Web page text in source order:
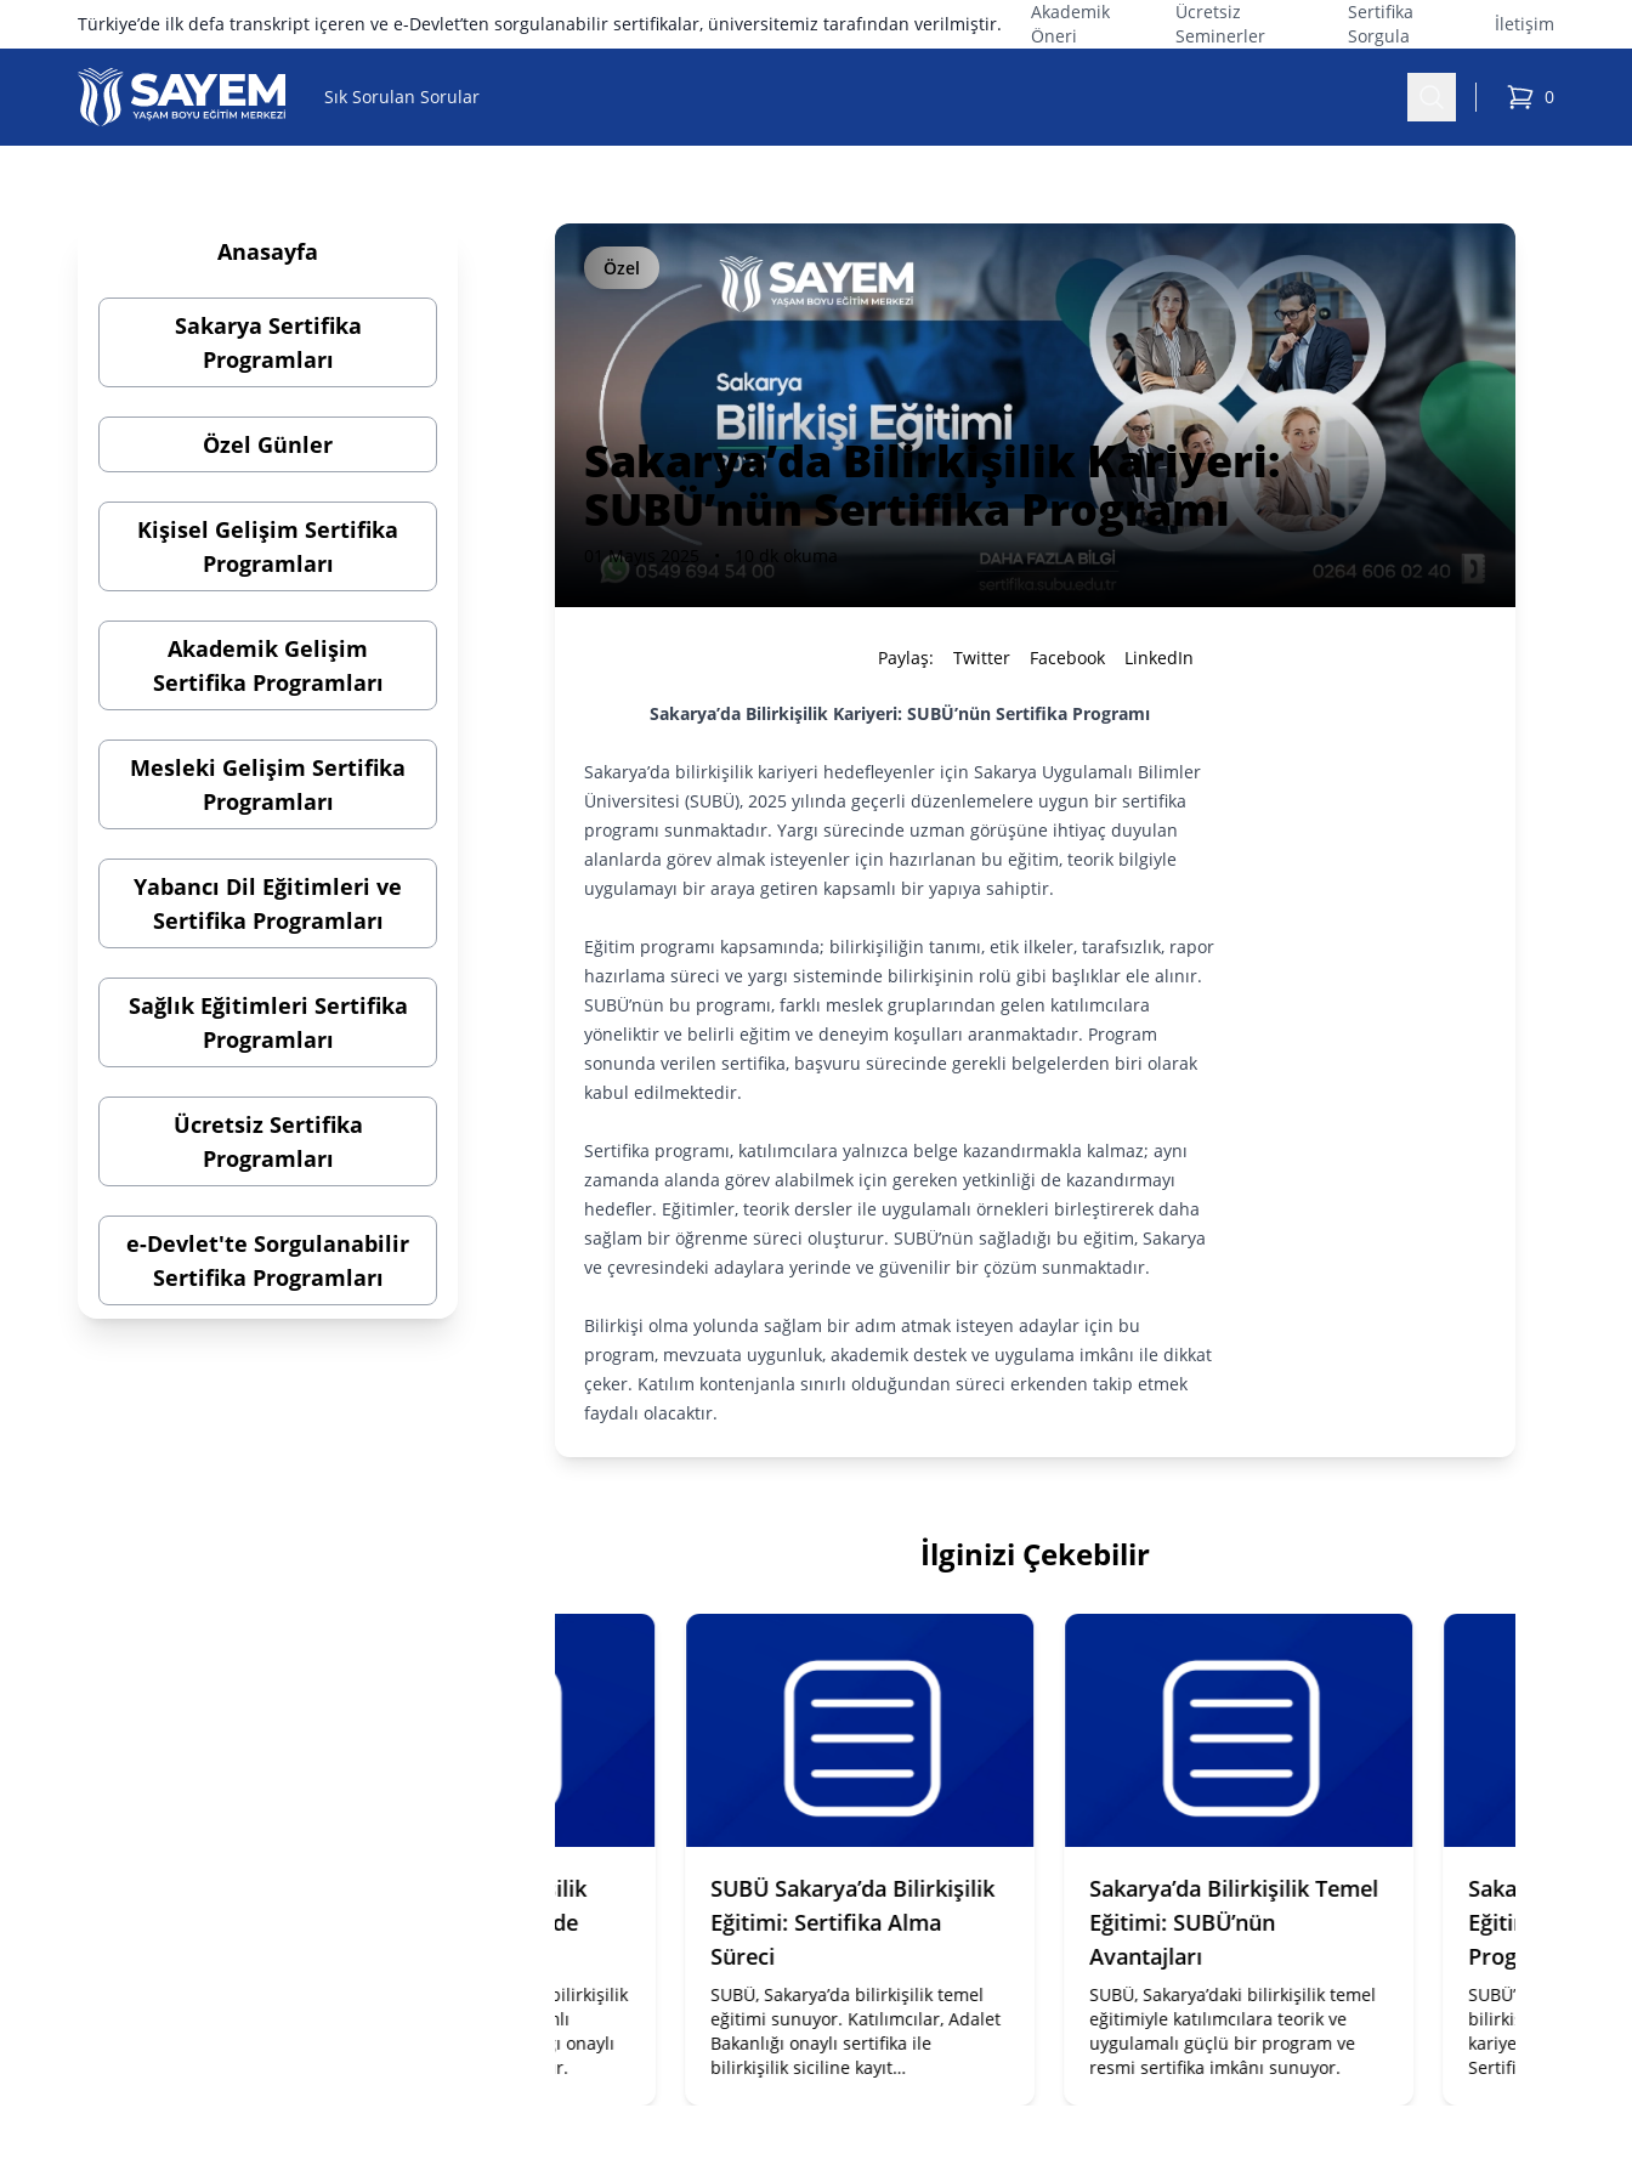
Türkiye’de ilk defa transkript içeren ve e-Devlet’ten sorgulanabilir sertifikalar, üniversitemiz tarafından verilmiştir.
Akademik
Öneri
Ücretsiz
Seminerler
Sertifika
Sorgula
İletişim
SAYEM
Sık Sorulan Sorular 0
sepetteki
Anasayfa
Sakarya Sertifika
Programları
Özel Günler
Kişisel Gelişim Sertifika
Programları
Akademik Gelişim
Sertifika Programları
Mesleki Gelişim Sertifika
Programları
Yabancı Dil Eğitimleri ve
Sertifika Programları
Sağlık Eğitimleri Sertifika
Programları
Ücretsiz Sertifika
Programları
e-Devlet'te Sorgulanabilir
Sertifika Programları
Özel
Sakarya’da Bilirkişilik Kariyeri:
SUBÜ’nün Sertifika Programı
01 Mayıs 2025 • 10 dk okuma
Paylaş: Twitter Facebook LinkedIn
Sakarya’da Bilirkişilik Kariyeri: SUBÜ’nün Sertifika Programı
Sakarya’da bilirkişilik kariyeri hedefleyenler için Sakarya Uygulamalı Bilimler
Üniversitesi (SUBÜ), 2025 yılında geçerli düzenlemelere uygun bir sertifika
programı sunmaktadır. Yargı sürecinde uzman görüşüne ihtiyaç duyulan
alanlarda görev almak isteyenler için hazırlanan bu eğitim, teorik bilgiyle
uygulamayı bir araya getiren kapsamlı bir yapıya sahiptir.
Eğitim programı kapsamında; bilirkişiliğin tanımı, etik ilkeler, tarafsızlık, rapor
hazırlama süreci ve yargı sisteminde bilirkişinin rolü gibi başlıklar ele alınır.
SUBÜ’nün bu programı, farklı meslek gruplarından gelen katılımcılara
yöneliktir ve belirli eğitim ve deneyim koşulları aranmaktadır. Program
sonunda verilen sertifika, başvuru sürecinde gerekli belgelerden biri olarak
kabul edilmektedir.
Sertifika programı, katılımcılara yalnızca belge kazandırmakla kalmaz; aynı
zamanda alanda görev alabilmek için gereken yetkinliği de kazandırmayı
hedefler. Eğitimler, teorik dersler ile uygulamalı örnekleri birleştirerek daha
sağlam bir öğrenme süreci oluşturur. SUBÜ’nün sağladığı bu eğitim, Sakarya
ve çevresindeki adaylara yerinde ve güvenilir bir çözüm sunmaktadır.
Bilirkişi olma yolunda sağlam bir adım atmak isteyen adaylar için bu
program, mevzuata uygunluk, akademik destek ve uygulama imkânı ile dikkat
çeker. Katılım kontenjanla sınırlı olduğundan süreci erkenden takip etmek
faydalı olacaktır.
İlginizi Çekebilir
SUBÜ Sakarya’da sunduğu bilirkişilik
program ve Adalet Bakanlığı onaylı
SUBÜ Sakarya’da Bilirkişilik
Eğitimi: Sertifika Alma
Süreci
SUBÜ, Sakarya’da bilirkişilik temel
eğitimi sunuyor. Katılımcılar, Adalet
Bakanlığı onaylı sertifika ile
bilirkişilik siciline kayıt
Sakarya’da Bilirkişilik Temel
Eğitimi: SUBÜ’nün
Avantajları
SUBÜ, Sakarya’daki bilirkişilik temel
eğitimiyle katılımcılara teorik ve
uygulamalı güçlü bir program ve
resmi sertifika imkânı sunuyor.
Sakarya’da
Eğitimi:
Program
SUBÜ’nün Sakarya’da
bilirkişilik temel eğitimi
kariyerinize resmi bir
Sertifikalı program